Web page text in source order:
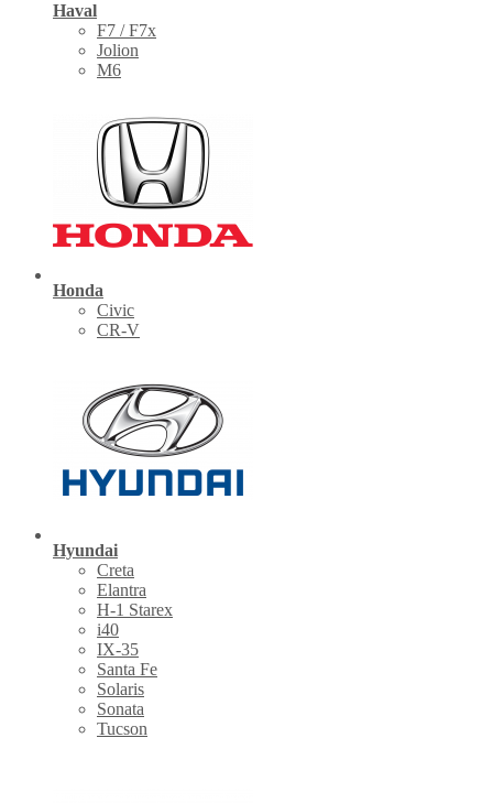
Haval
F7 / F7x
Jolion
M6
Honda
Civic
CR-V
Hyundai
Creta
Elantra
H-1 Starex
i40
IX-35
Santa Fe
Solaris
Sonata
Tucson